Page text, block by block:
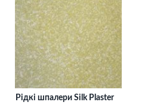
Рідкі шпалери Silk Plaster